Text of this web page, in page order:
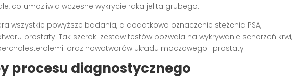
co umożliwia wczesne wykrycie raka jelita grubego.
wszystkie powyższe badania, a dodatkowo oznaczenie stężenia PSA,
prostaty. Tak szeroki zestaw testów pozwala na wykrywanie schorzeń krwi,
oraz nowotworów układu moczowego i prostaty.
procesu diagnostycznego